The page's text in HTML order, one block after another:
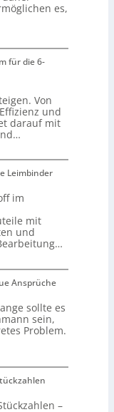
es,
für die 6-
Von
und
darauf mit
Leimbinder
im
mit
und
Ansprüche
sollte es
sein,
Problem.
–